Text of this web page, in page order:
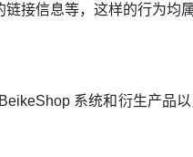
接信息等，这样的行为均
系统和衍生产品